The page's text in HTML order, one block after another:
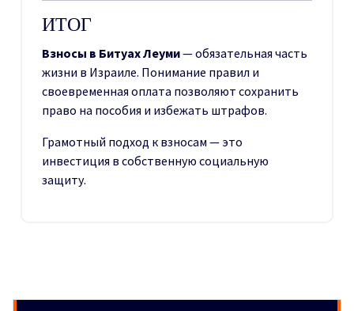
ИТОГ
Взносы в Битуах Леуми— обязательная часть
жизни в Израиле. Понимание правил и
своевременная оплата позволяют сохранить
право на пособия и избежать штрафов.
Грамотный подход к взносам — это
инвестиция в собственную социальную
защиту.